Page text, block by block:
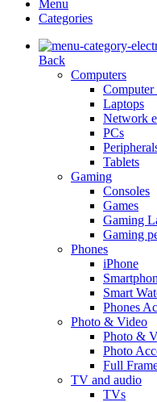
Menu
Categories
Back
Computers
Computer
Laptops
Network
PCs
Tablets
Gaming
Consoles
Games
Gaming
Gaming
Phones
iPhone
Smart
Phones
Photo & Video
Photo &
Photo
Full
TV and audio
TVs